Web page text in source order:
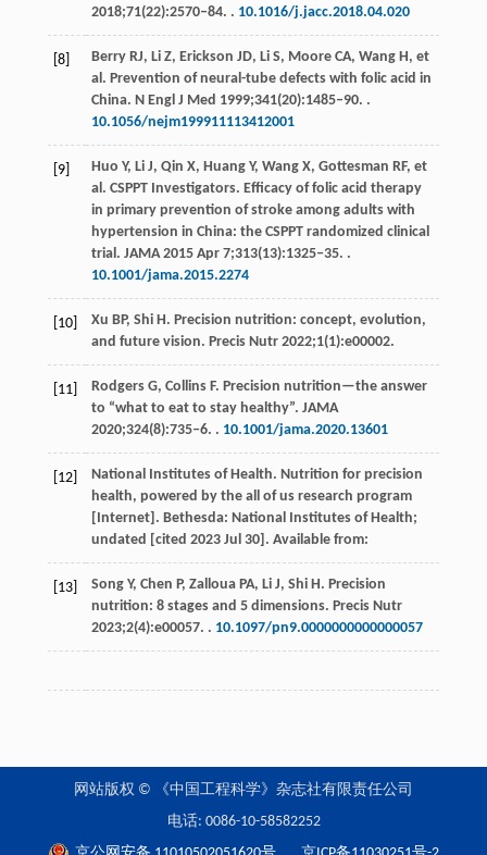
2018;71(22):2570‒84. . 10.1016/j.jacc.2018.04.020
[8] Berry RJ, Li Z, Erickson JD, Li S, Moore CA, Wang H , et
al. Prevention of neural-tube defects with folic acid in
China. N Engl J Med 1999;341(20):1485‒90. .
10.1056/nejm199911113412001
[9] Huo Y, Li J, Qin X, Huang Y, Wang X, Gottesman RF, et
al. CSPPT Investigators. Efficacy of folic acid therapy
in primary prevention of stroke among adults with
hypertension in China: the CSPPT randomized clinical
trial. JAMA2015Apr 7;313(13):1325‒35. .
10.1001/jama.2015.2274
[10] Xu BP, Shi H . Precision nutrition: concept, evolution,
and future vision. Precis Nutr 2022;1(1):e00002.
[11] Rodgers G, Collins F. Precision nutrition—the answer
to “what to eat to stay healthy”. JAMA
2020;324(8):735‒6. . 10.1001/jama.2020.13601
[12]
National Institutes of Health. Nutrition for precision
health, powered by the all of us research program
[Internet]. Bethesda: National Institutes of Health;
undated [cited 2023 Jul 30]. Available from:
[13] Song Y, Chen P, Zalloua PA, Li J, Shi H . Precision
nutrition: 8 stages and 5 dimensions. Precis Nutr
2023;2(4):e00057. . 10.1097/pn9.0000000000000057
网站版权 © 《中国工程科学》杂志社有限责任公司
电话: 0086-10-58582252